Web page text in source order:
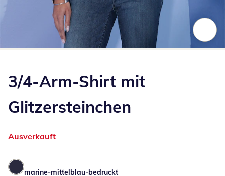
3/4-Arm-Shirt mit
Glitzersteinchen
Ausverkauft
marine-mittelblau-bedruckt